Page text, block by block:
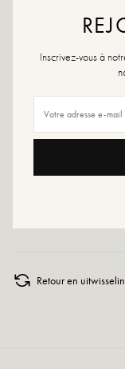
Hoogte dienblad: 1,5 cm
Teen van de schoen: rond
Maatadvies: Voor dit
een gespecialiseerd
of bezoek onze
Retour en
Inscrivez-vous à